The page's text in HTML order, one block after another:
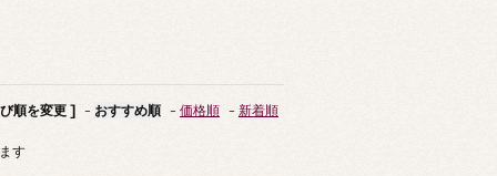
順を変更 ] - おすすめ順 - 価格順 - 新着順
す